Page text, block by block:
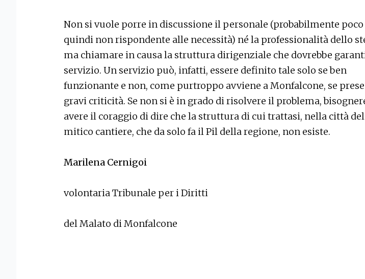
Non si vuole porre in discussione il personale (probabilmente poco
quindi non rispondente alle necessità) né la professionalità dello
ma chiamare in causa la struttura dirigenziale che dovrebbe
servizio. Un servizio può, infatti, essere definito tale solo se ben
funzionante e non, come purtroppo avviene a Monfalcone, se
gravi criticità. Se non si è in grado di risolvere il problema,
avere il coraggio di dire che la struttura di cui trattasi, nella città del
mitico cantiere, che da solo fa il Pil della regione, non esiste.
Marilena Cernigoi
volontaria Tribunale per i Diritti
del Malato di Monfalcone